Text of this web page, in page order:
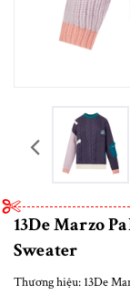
13De Marzo
Sweater
Thương hiệu: 13De